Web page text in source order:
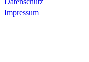
Impressum